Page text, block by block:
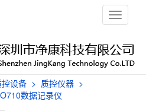
栏
目
航
控设备 > 质控仪器 >
数据记录仪